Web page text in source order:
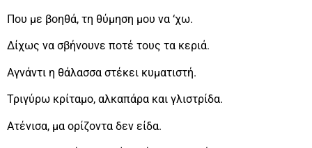
Που με βοηθά, τη θύμηση μου να ‘χω.
Δίχως να σβήνουνε ποτέ τους τα κεριά.
Αγνάντι η θάλασσα στέκει κυματιστή.
Τριγύρω κρίταμο, αλκαπάρα και γλιστρίδα.
Ατένισα, μα ορίζοντα δεν είδα.